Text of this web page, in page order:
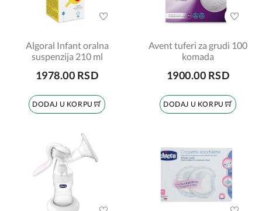
Algoral Infant oralna
suspenzija 210 ml
1978.00 RSD
DODAJ U KORPU
Avent tuferi za grudi 100
komada
1900.00 RSD
DODAJ U KORPU